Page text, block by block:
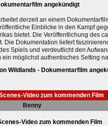
angekündigt
derzeit an einem
Einblicke in den Kampf
bietet. Die Veröffentlichung des
Die Dokumentation liefert
Spiels und verdeutlicht den
möglichst authentisches Setting
Wildlands - Dokumentarfilm
Video zum kommenden Film
Benny
Video zum kommenden Film